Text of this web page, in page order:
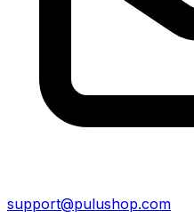
support@pulushop.com